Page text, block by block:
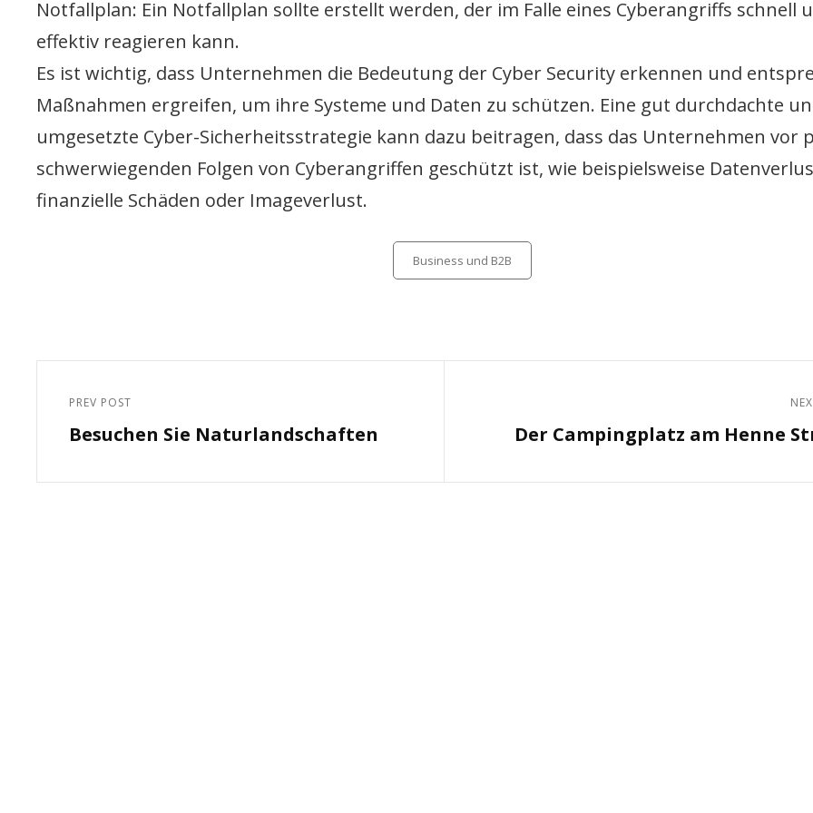
Notfallplan: Ein Notfallplan sollte erstellt werden, der im Falle eines Cyberangriffs schnell
effektiv reagieren kann.
Es ist wichtig, dass Unternehmen die Bedeutung der Cyber Security erkennen und
Maßnahmen ergreifen, um ihre Systeme und Daten zu schützen. Eine gut durchdachte
umgesetzte Cyber-Sicherheitsstrategie kann dazu beitragen, dass das Unternehmen vor
schwerwiegenden Folgen von Cyberangriffen geschützt ist, wie beispielsweise
finanzielle Schäden oder Imageverlust.
Business und B2B
Previous
Post
PREV POST
Besuchen Sie Naturlandschaften
Post
Der Campingplatz am Henne